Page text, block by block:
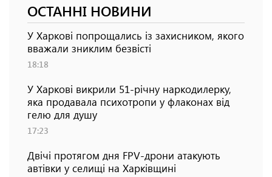
ОСТАННІ НОВИНИ
У Харкові попрощались із захисником, якого
вважали зниклим безвісті
18:18
У Харкові викрили 51-річну наркодилерку,
яка продавала психотропи у флаконах від
гелю для душу
17:23
Двічі протягом дня FPV-дрони атакують
автівки у селищі на Харківщині